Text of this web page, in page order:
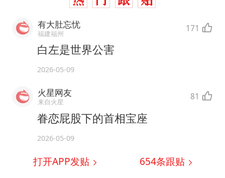
有大肚忘忧
福建福州 171
白左是世界公害
2026-05-09
火星网友
来自火星 81
眷恋屁股下的首相宝座
2026-05-09
打开APP发贴 654条跟贴